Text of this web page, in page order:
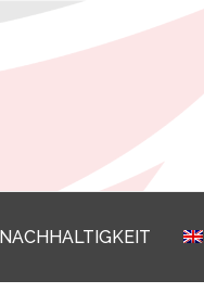
NACHHALTIGKEIT